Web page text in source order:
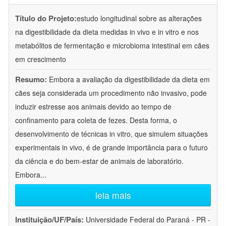
Título do Projeto:estudo longitudinal sobre as alterações
na digestibilidade da dieta medidas in vivo e in vitro e nos
metabólitos de fermentação e microbioma intestinal em cães
em crescimento
Resumo: Embora a avaliação da digestibilidade da dieta em
cães seja considerada um procedimento não invasivo, pode
induzir estresse aos animais devido ao tempo de
confinamento para coleta de fezes. Desta forma, o
desenvolvimento de técnicas in vitro, que simulem situações
experimentais in vivo, é de grande importância para o futuro
da ciência e do bem-estar de animais de laboratório.
Embora...
leia mais
Instituição/UF/País: Universidade Federal do Paraná - PR -